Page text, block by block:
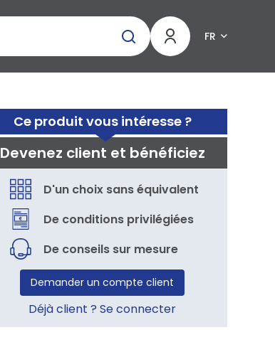
FR
Ce produit vous intéresse ?
Devenez client et bénéficiez
D'un choix sans équivalent
De conditions privilégiées
De conseils sur mesure
Demander un compte client
Déjà client ? Se connecter